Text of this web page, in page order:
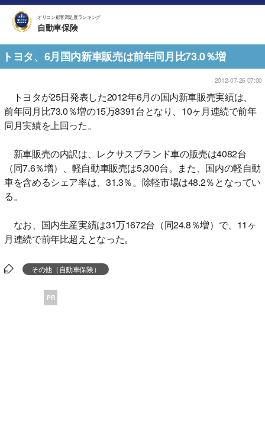
オリコン顧客満足度ランキング
自動車保険
トヨタ、6月国内新車販売は前年同月比73.0％増
2012-07-26 07:00
トヨタが25日発表した2012年6月の国内新車販売実績は、
前年同月比73.0％増の15万8391台となり、10ヶ月連続で前年
同月実績を上回った。
新車販売の内訳は、レクサスブランド車の販売は4082台
（同7.6％増）、軽自動車販売は5,300台。また、国内の軽自動
車を含めるシェア率は、31.3％。除軽市場は48.2％となってい
る。
なお、国内生産実績は31万1672台（同24.8％増）で、11ヶ
月連続で前年比超えとなった。
その他（自動車保険）
PR